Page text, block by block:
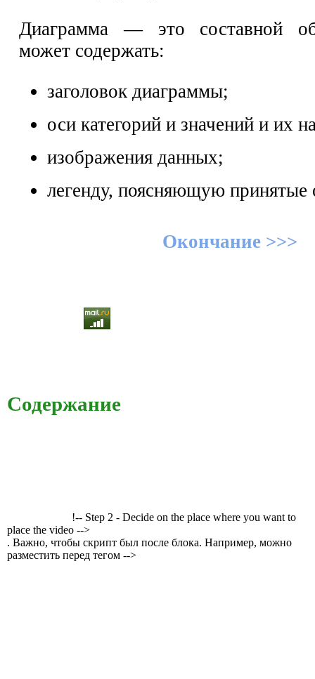
Диаграмма — это составной
может содержать:
заголовок диаграммы;
оси категорий и значений и их
изображения данных;
легенду, поясняющую принятые
Окончание >>>
Содержание
!-- Step 2 - Decide on the place where you want to
place the video -->
. Важно, чтобы скрипт был после блока. Например, можно
разместить перед тегом -->